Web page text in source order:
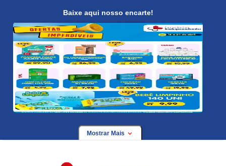
Baixe aqui nosso encarte!
Mostrar Mais